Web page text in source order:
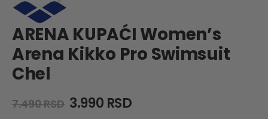
ARENA KUPAĆI Women’s
Arena Kikko Pro Swimsuit
Chel
7.490RSD Original
3.990 RSDCurrent